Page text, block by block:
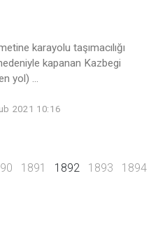
karayolu taşımacılığı
kapanan Kazbegi
yol) ...
2021 10:16
1891 1892 (current)
1893 1894